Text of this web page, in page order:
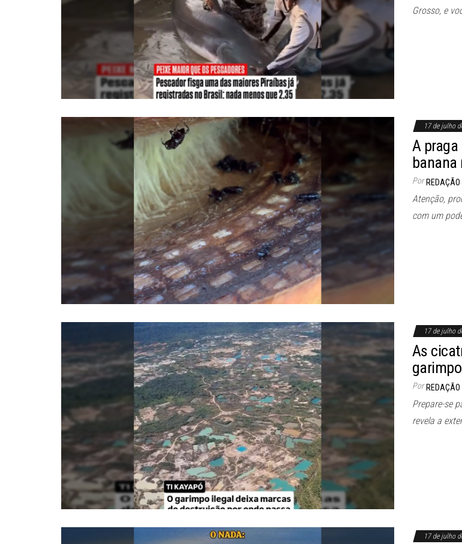
Grosso, e
17 de julho
A
banana
Por REDAÇÃO
Atenção,
com um
17 de julho
As
Por REDAÇÃO
Prepare-se
revela a
17 de julho